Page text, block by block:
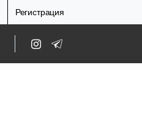
Регистрация